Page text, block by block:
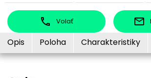
Volať
Opis Poloha Charakteristiky